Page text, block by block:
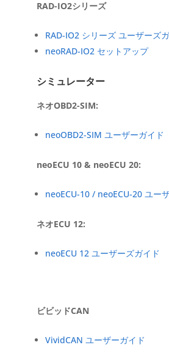
RAD-IO2シリーズ
RAD-IO2 シリーズ ユーザーズ
neoRAD-IO2 セットアップ
シミュレーター
ネオOBD2-SIM:
neoOBD2-SIM ユーザーガイド
neoECU 10 & neoECU 20:
neoECU-10 / neoECU-20 ユー
ネオECU 12:
neoECU 12 ユーザーズガイド
ビビッドCAN
VividCAN ユーザーガイド